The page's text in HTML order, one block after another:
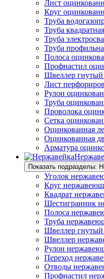
Лист
Круг
Труба
Труба
Труба
Труба
Полоса
Профнастил
Швеллер
Лист
Рулон
Труба
Проволока
Сетка
Оцинкованная
Оцинкованная
Арматура
Показать подразделы:
Уголок
Круг
Квадрат
Шестигранник
Полоса
Труба
Швеллер
Швеллер
Рулон
Переход
Отводы
Профнастил